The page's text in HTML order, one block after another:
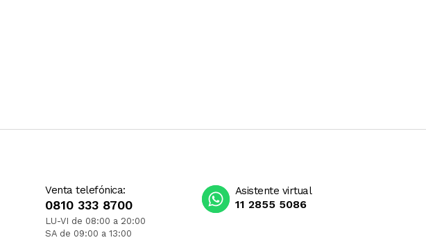
Venta telefónica:
0810 333 8700
LU-VI de 08:00 a 20:00
SA de 09:00 a 13:00
Asistente virtual
11 2855 5086